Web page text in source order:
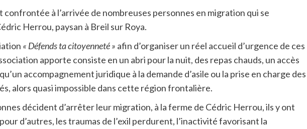
confrontée à l’arrivée de nombreuses personnes en migration qui se
Herrou, paysan à Breil sur Roya.
« Défends ta citoyenneté » afin d’organiser un réel accueil d’urgence de ces
apporte consiste en un abri pour la nuit, des repas chauds, un accès
accompagnement juridique à la demande d’asile ou la prise en charge des
alors quasi impossible dans cette région frontalière.
décident d’arrêter leur migration, à la ferme de Cédric Herrou, ils y ont
d’autres, les traumas de l’exil perdurent, l’inactivité favorisant la